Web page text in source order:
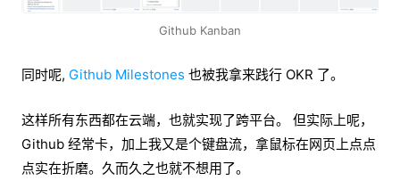
Github Kanban
同时呢, Github Milestones 也被我拿来践行 OKR 了。
这样所有东西都在云端，也就实现了跨平台。 但实际上呢，
Github 经常卡，加上我又是个键盘流，拿鼠标在网页上点点
点实在折磨。久而久之也就不想用了。